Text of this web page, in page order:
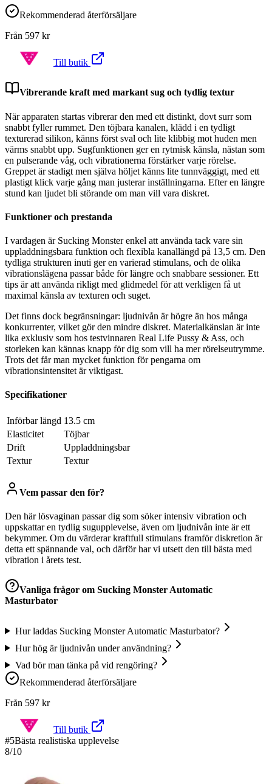
Rekommenderad återförsäljare
Från 597 kr
Till butik
Vibrerande kraft med markant sug och tydlig textur
När apparaten startas vibrerar den med ett distinkt, dovt surr som
snabbt fyller rummet. Den töjbara kanalen, klädd i en tydligt
texturerad silikon, känns först sval och lite klibbig mot huden men
värms snabbt upp. Sugfunktionen ger en rytmisk känsla, nästan som
en pulserande våg, och vibrationerna förstärker varje rörelse.
Greppet är stadigt men själva höljet känns lite tunnväggigt, med ett
plastigt klick varje gång man justerar inställningarna. Efter en längre
stund kan ljudet bli störande om man vill vara diskret.
Funktioner och prestanda
I vardagen är Sucking Monster enkel att använda tack vare sin
uppladdningsbara funktion och flexibla kanallängd på 13,5 cm. Den
tydliga strukturen inuti ger en varierad stimulans, och de olika
vibrationslägena passar både för längre och snabbare sessioner. Ett
tips är att använda rikligt med glidmedel för att verkligen få ut
maximal känsla av texturen och suget.
Det finns dock begränsningar: ljudnivån är högre än hos många
konkurrenter, vilket gör den mindre diskret. Materialkänslan är inte
lika exklusiv som hos testvinnaren Real Life Pussy & Ass, och
storleken kan kännas knapp för dig som vill ha mer rörelseutrymme.
Trots det får man mycket funktion för pengarna om
vibrationsintensitet är viktigast.
Specifikationer
Införbar längd 13.5 cm
Elasticitet
Töjbar
Drift
Uppladdningsbar
Textur
Textur
Vem passar den för?
Den här lösvaginan passar dig som söker intensiv vibration och
uppskattar en tydlig sugupplevelse, även om ljudnivån inte är ett
bekymmer. Om du värderar kraftfull stimulans framför diskretion är
detta ett spännande val, och därför har vi utsett den till bästa med
vibration i årets test.
Vanliga frågor om Sucking Monster Automatic
Masturbator
Hur laddas Sucking Monster Automatic Masturbator?
Hur hög är ljudnivån under användning?
Vad bör man tänka på vid rengöring?
Rekommenderad återförsäljare
Från 597 kr
Till butik
#5Bästa realistiska upplevelse
8/10